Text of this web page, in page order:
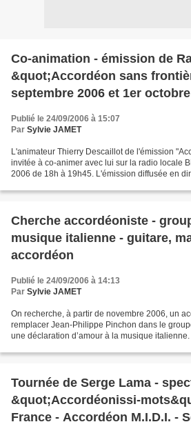
Co-animation - émission de
&quot;Accordéon sans
septembre 2006 et 1er
Descaillot - radio locale BLV -
Internet - CDs - accordéon
Publié le 24/09/2006 à 15:07
Par Sylvie JAMET
L'animateur Thierry Descaillot de l'émission
invitée à co-animer avec lui sur la radio locale
2006 de 18h à 19h45. L'émission diffusée en
Cherche accordéoniste -
musique italienne - guitare,
accordéon
Publié le 24/09/2006 à 14:13
Par Sylvie JAMET
On recherche, à partir de novembre 2006, un
remplacer Jean-Philippe Pinchon dans le
une déclaration d’amour à la musique
Tournée de Serge Lama -
&quot;Accordéonissi-
France - Accordéon M.I.D.I. -